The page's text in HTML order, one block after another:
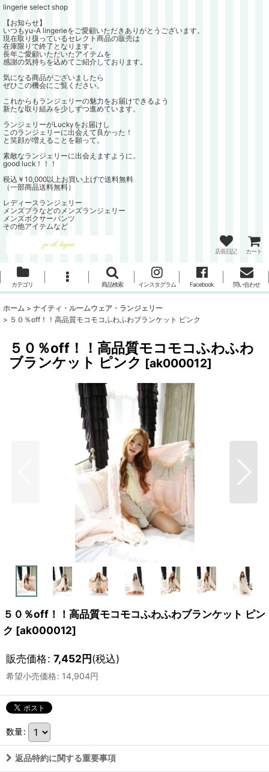
lingerie select shop
【お知らせ】
いつもyu-A lingerieをご愛顧いただきありがとうございます。
現在取り扱っているセレクト商品の販売は
在庫限りで終了となります。
長年ご愛顧いただいたアイテムを
感謝の気持ちを込めてご紹介しております。
気になる商品がございましたら
ぜひこの機会にご覧ください。
これからもランジェリーの魅力をお届けできるよう
新たな取り組みを少しずつ進めています。
ランジェリーがLuckyをお届けし
このランジェリーに出会えて良かった！
と笑顔が増えることを願って。
素敵なランジェリーに出会えますように。
good luck！！！
税込￥10,000以上お買い上げで送料無料
（一部商品送料無料）
レディースランジェリー
メンズブラなどのメンズランジェリー
メンズボクサーパンツ
その他アイテムなど
店長日記 カート
カテゴリ 商品検索 インスタグラム Facebook 問い合わせ
ホーム > ナイティ・ルームウェア・ランジェリー
> ５０％off！！高品質モコモコふわふわブランケット ピンク
５０％off！！高品質モコモコふわふわ
ブランケット ピンク [ak000012]
５０％off！！高品質モコモコふわふわブランケット ピン
ク [ak000012]
販売価格: 7,452円(税込)
希望小売価格: 14,904円
数量:
返品特約に関する重要事項